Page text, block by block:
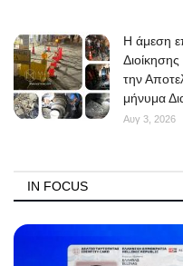
Η άμεση
την
μήνυμα
Αυγ 3, 2026
IN FOCUS